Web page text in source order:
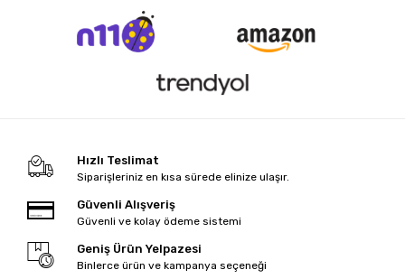
Hızlı Teslimat
Siparişleriniz en kısa sürede elinize ulaşır.
Güvenli Alışveriş
Güvenli ve kolay ödeme sistemi
Geniş Ürün Yelpazesi
Binlerce ürün ve kampanya seçeneği